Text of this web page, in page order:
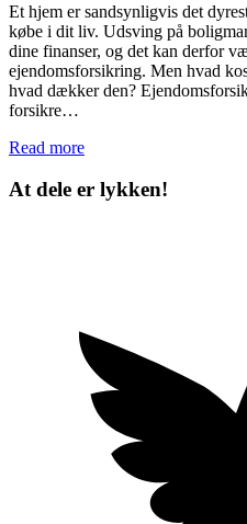
Et hjem er sandsynligvis det
købe i dit liv. Udsving på
dine finanser, og det kan derfor
ejendomsforsikring. Men hvad
hvad dækker den?
forsikre…
Read more
At dele er lykken!